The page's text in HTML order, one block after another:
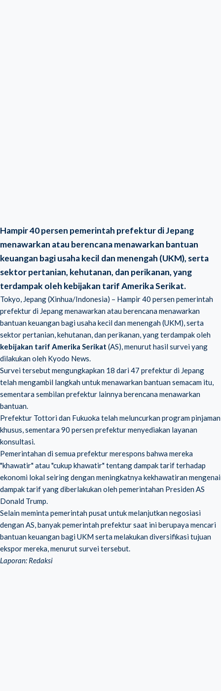
Hampir 40 persen pemerintah prefektur di Jepang
menawarkan atau berencana menawarkan bantuan
keuangan bagi usaha kecil dan menengah (UKM), serta
sektor pertanian, kehutanan, dan perikanan, yang
terdampak oleh kebijakan tarif Amerika Serikat.
Tokyo, Jepang (Xinhua/Indonesia) – Hampir 40 persen pemerintah
prefektur di Jepang menawarkan atau berencana menawarkan
bantuan keuangan bagi usaha kecil dan menengah (UKM), serta
sektor pertanian, kehutanan, dan perikanan, yang terdampak oleh
kebijakan tarif Amerika Serikat (AS), menurut hasil survei yang
dilakukan oleh Kyodo News.
Survei tersebut mengungkapkan 18 dari 47 prefektur di Jepang
telah mengambil langkah untuk menawarkan bantuan semacam itu,
sementara sembilan prefektur lainnya berencana menawarkan
bantuan.
Prefektur Tottoridan Fukuoka telah meluncurkan program pinjaman
khusus, sementara 90 persen prefektur menyediakan layanan
konsultasi.
Pemerintahan di semua prefektur merespons bahwa mereka
"khawatir" atau "cukup khawatir" tentang dampak tarif terhadap
ekonomi lokal seiring dengan meningkatnya kekhawatiran mengenai
dampak tarif yang diberlakukan oleh pemerintahan Presiden AS
Donald Trump.
Selain meminta pemerintah pusat untuk melanjutkan negosiasi
dengan AS, banyak pemerintah prefektur saat ini berupaya mencari
bantuan keuangan bagi UKM serta melakukan diversifikasi tujuan
ekspor mereka, menurut survei tersebut.
Laporan: Redaksi